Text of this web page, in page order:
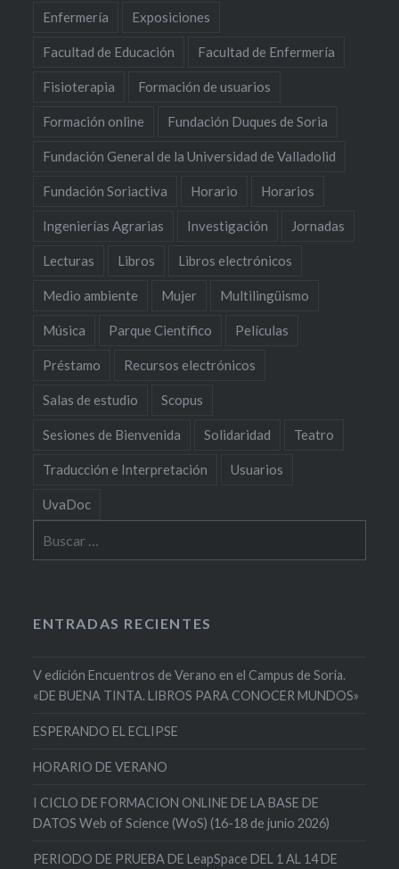
Enfermería Exposiciones
Facultad de Educación Facultad de Enfermería
Fisioterapia Formación de usuarios
Formación online Fundación Duques de Soria
Fundación General de la Universidad de Valladolid
Fundación Soriactiva Horario Horarios
Ingenierías Agrarias Investigación Jornadas
Lecturas Libros Libros electrónicos
Medio ambiente Mujer Multilingüismo
Música Parque Científico Películas
Préstamo Recursos electrónicos
Salas de estudio Scopus
Sesiones de Bienvenida Solidaridad Teatro
Traducción e Interpretación Usuarios
UvaDoc
ENTRADAS RECIENTES
V edición Encuentros de Verano en el Campus de Soria.
«DE BUENA TINTA. LIBROS PARA CONOCER MUNDOS»
ESPERANDO EL ECLIPSE
HORARIO DE VERANO
I CICLO DE FORMACION ONLINE DE LA BASE DE
DATOS Web of Science (WoS) (16-18 de junio 2026)
PERIODO DE PRUEBA DE LeapSpace DEL 1 AL 14 DE